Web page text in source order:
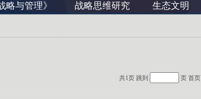
略与管理》 战略思维研究 生态文明
共1页 跳到 页 首页